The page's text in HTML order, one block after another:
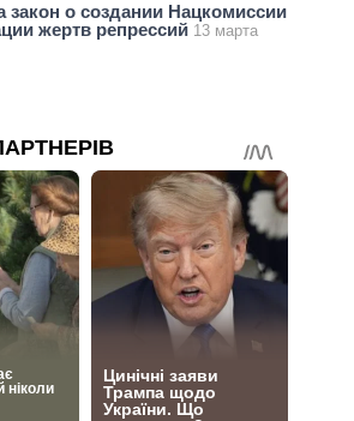
закон о создании Нацкомиссии
жертв репрессий 13 марта